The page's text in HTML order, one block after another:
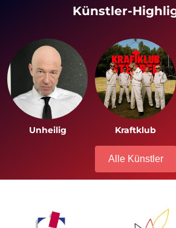
Künstler-
Unheilig Kraftklub
Alle Künstler